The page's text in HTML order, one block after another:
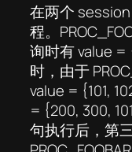
在两个
程。
询时有 value
时，由于
value = {101,
= {200, 300,
句执行后，第